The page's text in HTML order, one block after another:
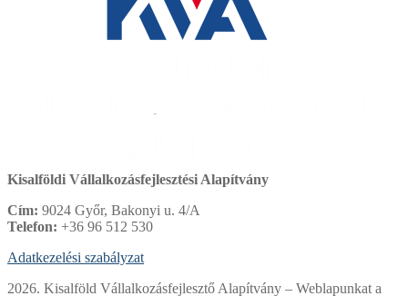
Kisalföldi Vállalkozásfejlesztési Alapítvány
Cím: 9024 Győr, Bakonyi u. 4/A
Telefon: +36 96 512 530
Adatkezelési szabályzat
2026. Kisalföld Vállalkozásfejlesztő Alapítvány – Weblapunkat a